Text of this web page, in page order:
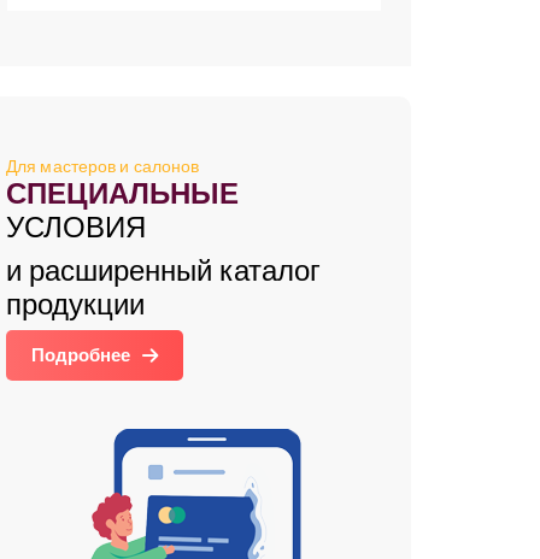
Для мастеров и салонов
СПЕЦИАЛЬНЫЕ
УСЛОВИЯ
и расширенный каталог
продукции
Подробнее